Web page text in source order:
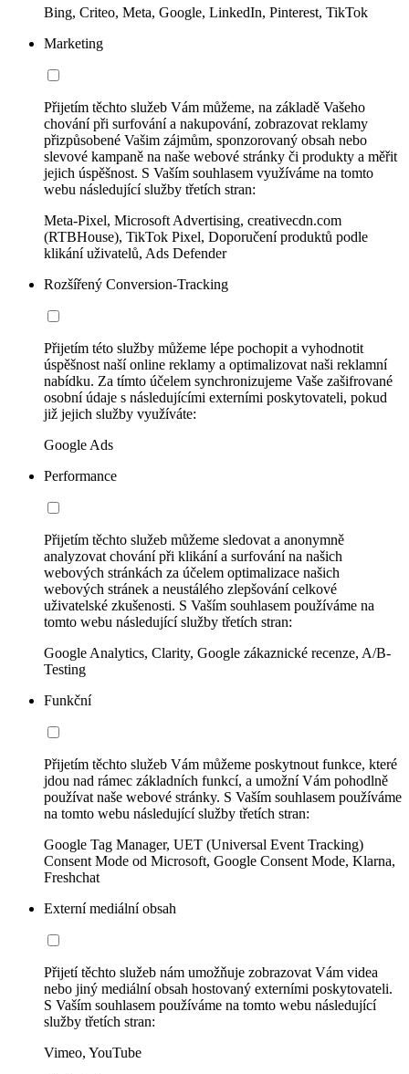
Bing, Criteo, Meta, Google, LinkedIn, Pinterest, TikTok
Marketing
Přijetím těchto služeb Vám můžeme, na základě Vašeho
chování při surfování a nakupování, zobrazovat reklamy
přizpůsobené Vašim zájmům, sponzorovaný obsah nebo
slevové kampaně na naše webové stránky či produkty a měřit
jejich úspěšnost. S Vaším souhlasem využíváme na tomto
webu následující služby třetích stran:
Meta-Pixel, Microsoft Advertising, creativecdn.com
(RTBHouse), TikTok Pixel, Doporučení produktů podle
klikání uživatelů, Ads Defender
Rozšířený Conversion-Tracking
Přijetím této služby můžeme lépe pochopit a vyhodnotit
úspěšnost naší online reklamy a optimalizovat naši reklamní
nabídku. Za tímto účelem synchronizujeme Vaše zašifrované
osobní údaje s následujícími externími poskytovateli, pokud
již jejich služby využíváte:
Google Ads
Performance
Přijetím těchto služeb můžeme sledovat a anonymně
analyzovat chování při klikání a surfování na našich
webových stránkách za účelem optimalizace našich
webových stránek a neustálého zlepšování celkové
uživatelské zkušenosti. S Vaším souhlasem používáme na
tomto webu následující služby třetích stran:
Google Analytics, Clarity, Google zákaznické recenze, A/B-
Testing
Funkční
Přijetím těchto služeb Vám můžeme poskytnout funkce, které
jdou nad rámec základních funkcí, a umožní Vám pohodlně
používat naše webové stránky. S Vaším souhlasem používáme
na tomto webu následující služby třetích stran:
Google Tag Manager, UET (Universal Event Tracking)
Consent Mode od Microsoft, Google Consent Mode, Klarna,
Freshchat
Externí mediální obsah
Přijetí těchto služeb nám umožňuje zobrazovat Vám videa
nebo jiný mediální obsah hostovaný externími poskytovateli.
S Vaším souhlasem používáme na tomto webu následující
služby třetích stran:
Vimeo, YouTube